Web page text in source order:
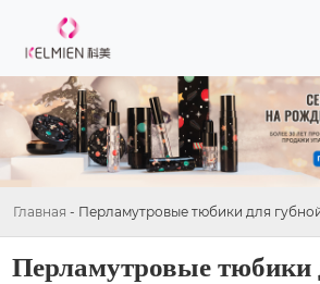
Главная - Перламутровые тюбики для
Перламутровые тюбики